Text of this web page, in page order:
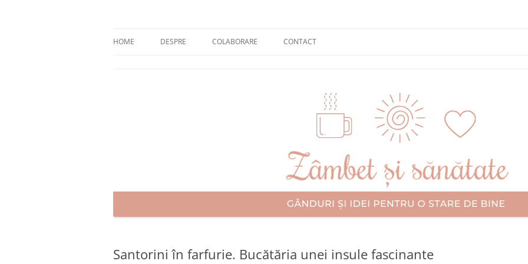
HOME DESPRE COLABORARE CONTACT
Santorini în farfurie. Bucătăria unei insule fascinante